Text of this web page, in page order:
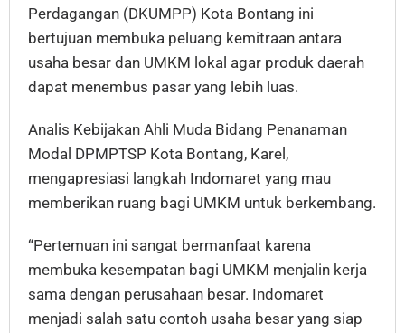
Perdagangan (DKUMPP) Kota Bontang ini
bertujuan membuka peluang kemitraan antara
usaha besar dan UMKM lokal agar produk daerah
dapat menembus pasar yang lebih luas.
Analis Kebijakan Ahli Muda Bidang Penanaman
Modal DPMPTSP Kota Bontang, Karel,
mengapresiasi langkah Indomaret yang mau
memberikan ruang bagi UMKM untuk berkembang.
“Pertemuan ini sangat bermanfaat karena
membuka kesempatan bagi UMKM menjalin kerja
sama dengan perusahaan besar. Indomaret
menjadi salah satu contoh usaha besar yang siap